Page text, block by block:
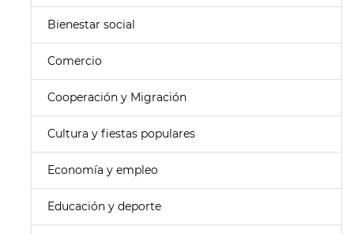
Bienestar social
Comercio
Cooperación y Migración
Cultura y fiestas populares
Economía y empleo
Educación y deporte